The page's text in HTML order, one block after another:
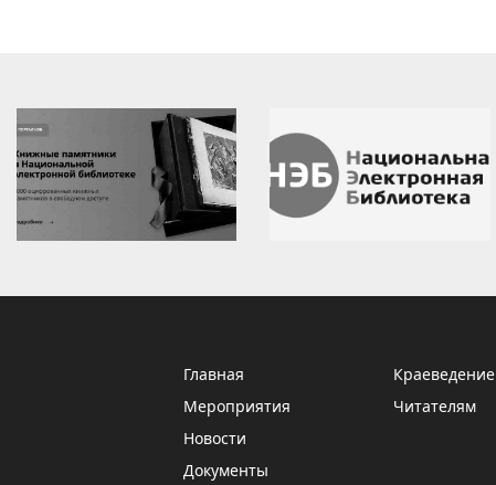
Главная
Мероприятия
Новости
Документы
Краеведение
Читателям